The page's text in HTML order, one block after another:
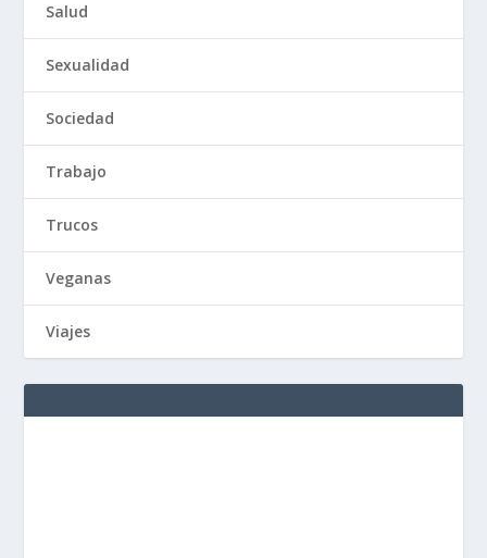
Salud
Sexualidad
Sociedad
Trabajo
Trucos
Veganas
Viajes